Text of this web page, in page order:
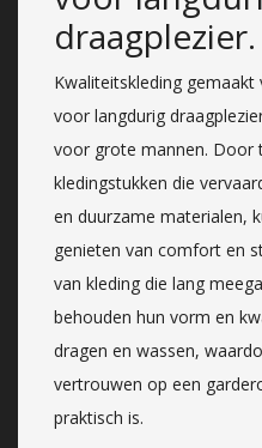
draagplezier.
Kwaliteitskleding
voor langdurig
voor grote mannen. Door
kledingstukken die
en duurzame materialen,
genieten van comfort en
van kleding die lang
behouden hun vorm en
dragen en wassen,
vertrouwen op een
praktisch is.